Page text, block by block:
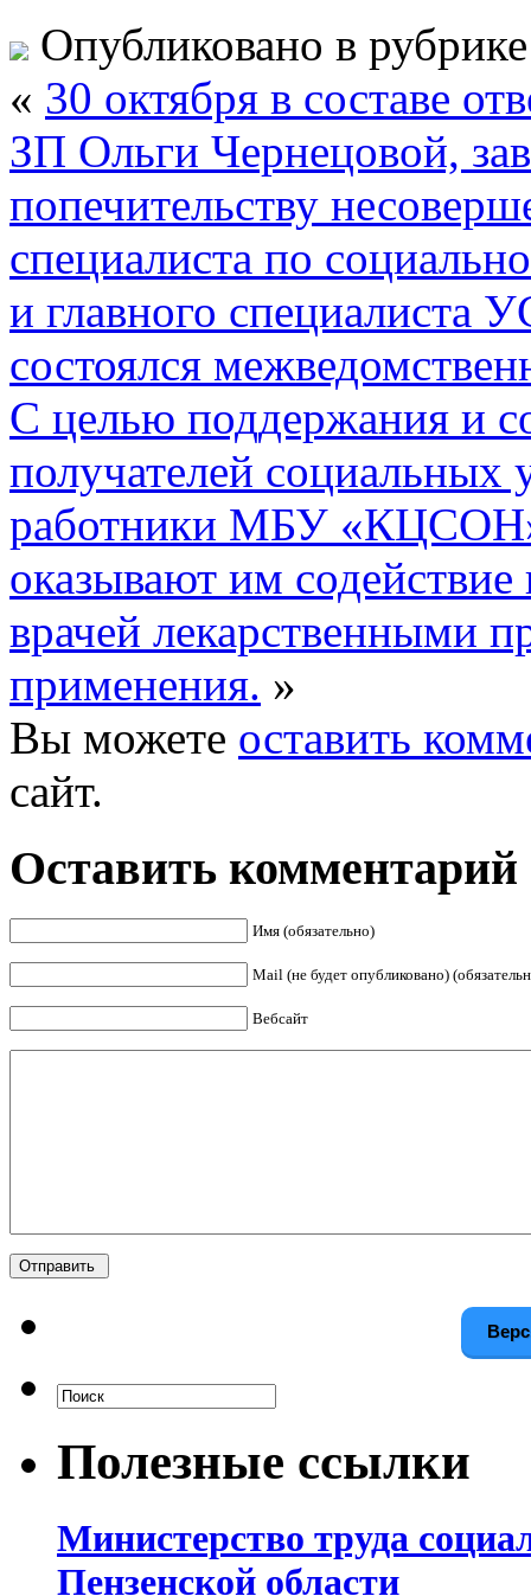
Опубликовано в
« 30 октября в составе
ЗП Ольги Чернецовой,
попечительству
специалиста по
и главного специалиста
состоялся
С целью поддержания и
получателей социальных
работники МБУ
оказывают им
врачей лекарственными
применения. »
Вы можете оставить
сайт.
Оставить комментарий
Имя (обязательно)
Mail (не будет опубликовано)
Вебсайт
Полезные ссылки
Министерство труда
Пензенской области